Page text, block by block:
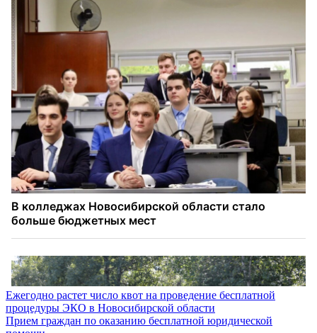
Навигация
по
Ежегодно растет число квот на проведение бесплатной
процедуры ЭКО в Новосибирской области
Прием граждан по оказанию бесплатной юридической